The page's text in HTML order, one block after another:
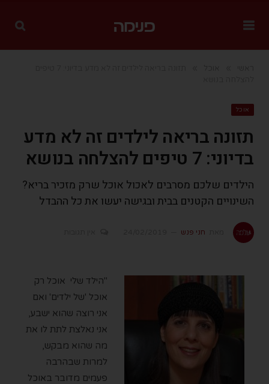
אוכל
תזונה בריאה לילדים זה לא מדע
בדיוני: 7 טיפים להצלחה בנושא
הילדים שלכם מסרבים לאכול אוכל שרק מזכיר בריא?
השינויים הקטנים בבית ובגישה יעשו את כל ההבדל
חני פנש
"הילד שלי אוכל רק
אוכל 'של ילדים' ואם
אני רוצה שהוא ישבע,
אני נאלצת לתת לו את
מה שהוא מבקש,
למרות שבהרבה
פעמים מדובר באוכל